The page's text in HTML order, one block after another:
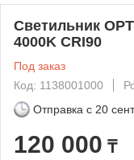
Светильник
4000K CRI90
Под заказ
Код: 1138001000
Отправка с 20
120 000 ₸